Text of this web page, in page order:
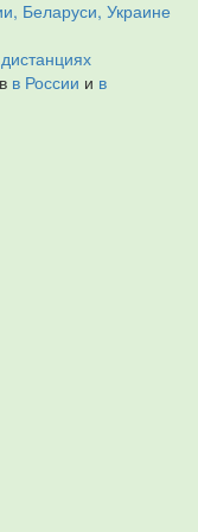
Беларуси, Украине
в России и в